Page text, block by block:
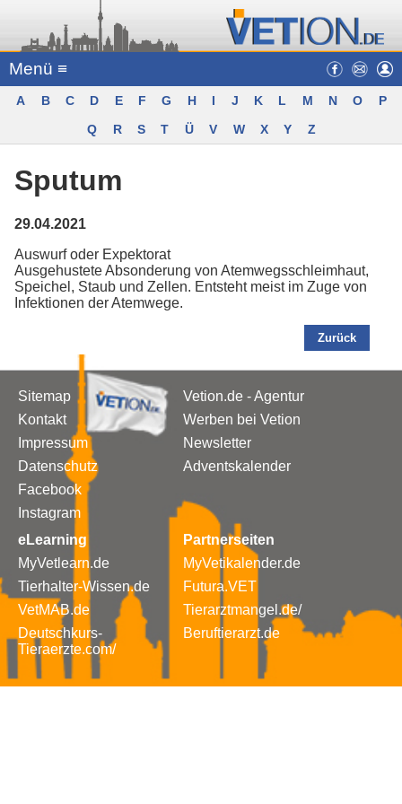
Menü ≡
A B C D E F G H I J K L M N O
P
Q
R S T Ü V W X Y Z
Sputum
29.04.2021
Auswurf oder Expektorat
Ausgehustete Absonderung von Atemwegsschleimhaut,
Speichel, Staub und Zellen. Entsteht meist im Zuge von
Infektionen der Atemwege.
Zurück
Sitemap
Kontakt
Impressum
Datenschutz
Facebook
Instagram
Vetion.de - Agentur
Werben bei Vetion
Newsletter
Adventskalender
eLearning
MyVetlearn.de
Tierhalter-Wissen.de
VetMAB.de
Deutschkurs-
Tieraerzte.com/
Partnerseiten
MyVetikalender.de
Futura.VET
Tierarztmangel.de/
Beruftierarzt.de